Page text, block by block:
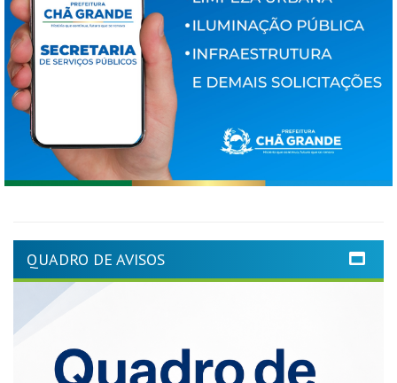
QUADRO DE AVISOS